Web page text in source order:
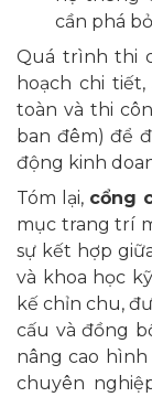
cần phá
Quá trình thi
hoạch chi
toàn và thi
ban đêm) để
động kinh
Tóm lại, cổng
mục trang trí
sự kết hợp
và khoa học
kế chỉn chu,
cấu và đồng
nâng cao
chuyên